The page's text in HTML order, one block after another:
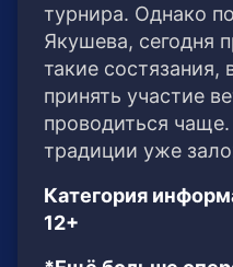
турнира. Однако
Якушева, сегодня
такие состязания,
принять участие
проводиться
традиции уже
Категория
12+